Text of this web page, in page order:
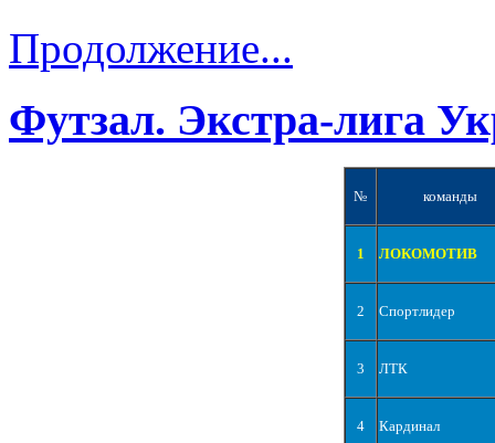
Продолжение...
Футзал. Экстра-лига
№ команды
1 ЛОКОМОТИВ
2 Спортлидер
3 ЛТК
4 Кардинал